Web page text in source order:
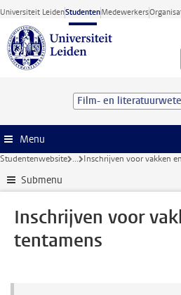
Ga direct naar de inhoud
Universiteit LeidenStudentenMedewerkers
Menu
Studentenwebsite ... Inschrijven voor vakken
Submenu
Inschrijven voor
tentamens